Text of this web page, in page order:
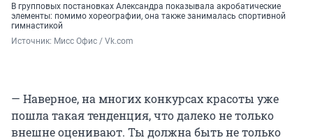
В групповых постановках Александра показывала акробатические
элементы: помимо хореографии, она также занималась спортивной
гимнастикой
Источник: Мисс Офис / Vk.com
— Наверное, на многих конкурсах красоты уже
пошла такая тенденция, что далеко не только
внешне оценивают. Ты должна быть не только